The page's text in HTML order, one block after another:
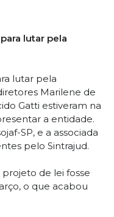
lutar pela
lutar pela
Marilene de
Gatti estiveram na
a entidade.
SP, e a associada
pelo Sintrajud.
de lei fosse
o que acabou